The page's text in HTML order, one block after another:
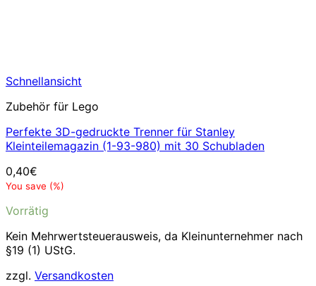
Schnellansicht
Zubehör für Lego
Perfekte 3D-gedruckte Trenner für Stanley
Kleinteilemagazin (1-93-980) mit 30 Schubladen
0,40€
You save (%)
Vorrätig
Kein Mehrwertsteuerausweis, da Kleinunternehmer nach
§19 (1) UStG.
zzgl. Versandkosten